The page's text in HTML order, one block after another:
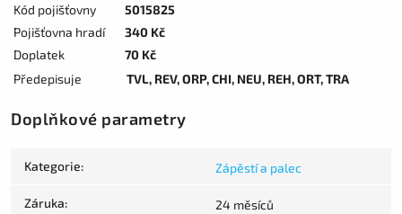
Kód pojišťovny
5015825
Pojišťovna hradí
340 Kč
Doplatek
70 Kč
Předepisuje
TVL, REV, ORP, CHI, NEU, REH, ORT, TRA
Doplňkové parametry
Kategorie: Zápěstí a palec
Záruka: 24 měsíců